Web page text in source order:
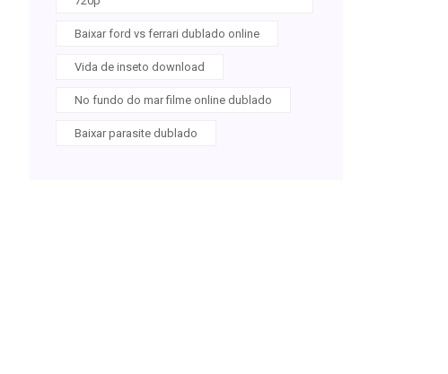
Baixar ford vs ferrari dublado online
Vida de inseto download
No fundo do mar filme online dublado
Baixar parasite dublado